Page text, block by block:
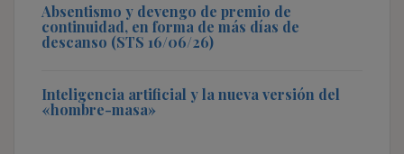
Absentismo y devengo de premio de
continuidad, en forma de más días de
descanso (STS 16/06/26)
Inteligencia artificial y la nueva versión del
«hombre-masa»